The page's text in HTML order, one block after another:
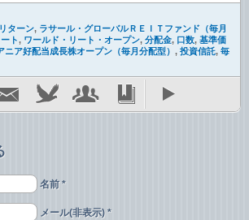
ターン, ラサール・グローバルＲＥＩＴファンド（毎月
ト, ワールド・リート・オープン, 分配金, 口数, 基準価
ニア好配当成長株オープン（毎月分配型） , 投資信託, 毎
名前 *
メール(非表示) *